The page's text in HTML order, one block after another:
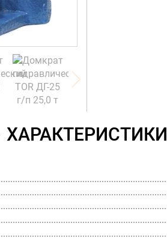
ХАРАКТЕРИСТИКИ